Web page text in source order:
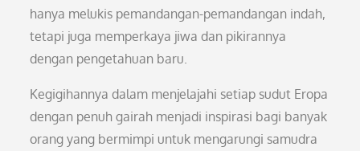
hanya melukis pemandangan-pemandangan indah,
tetapi juga memperkaya jiwa dan pikirannya
dengan pengetahuan baru.
Kegigihannya dalam menjelajahi setiap sudut Eropa
dengan penuh gairah menjadi inspirasi bagi banyak
orang yang bermimpi untuk mengarungi samudra